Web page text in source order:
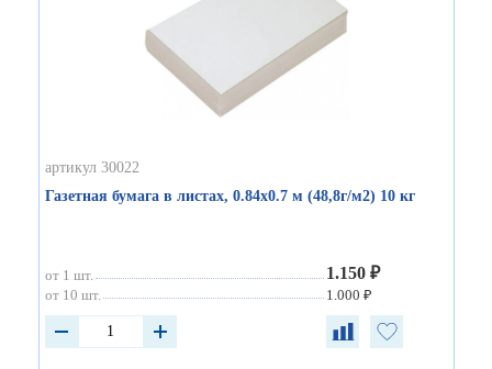
артикул 30022
Газетная бумага в листах, 0.84х0.7 м (48,8г/м2) 10 кг
от 1 шт. 1.150 ₽
от 10 шт. 1.000 ₽